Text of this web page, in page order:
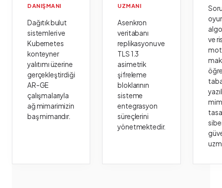
DANIŞMANI
Dağıtık bulut
sistemleri ve
Kubernetes
konteyner
yalıtımı üzerine
gerçekleştirdiği
AR-GE
çalışmalarıyla
ağ mimarimizin
baş mimarıdır.
UZMANI
Asenkron
veritabanı
replikasyonu ve
TLS 1.3
asimetrik
şifreleme
bloklarının
sisteme
entegrasyon
süreçlerini
yönetmektedir.
ve